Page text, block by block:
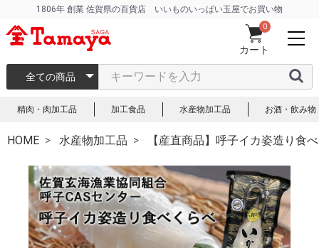
1806年 創業 佐賀県の百貨店 いいものいっぱい玉屋でお買い物
カート
0
全ての商品
精肉・肉加工品 加工食品 水産物加工品 お酒・飲み物
HOME 水産物加工品 【産直商品】呼子イカ姿造り食